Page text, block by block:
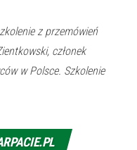
z przemówień
członek
w Polsce. Szkolenie